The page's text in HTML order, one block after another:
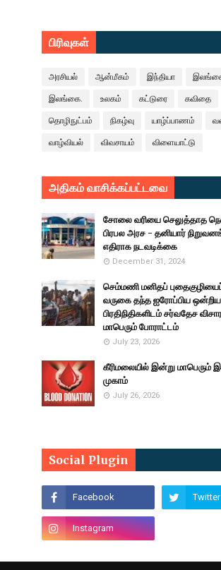
பிரிவுகள்
அரசியல் ஆன்மீகம் இந்தியா
இலங்கை. உலகம் கட்டுரை கவிதை
தொழிநுட்பம் நிகழ்வு யாழ்ப்பாணம்
வாழ்வியல் விவசாயம் விளையாட்டு
அதிகம் வாசிக்கப்பட்டவை
சோலை வரியை செலுத்தாத
பிரபல அரச - தனியார்
எதிராக நடவடிக்கை
December 31, 2024
செம்மணி மனிதப்
வருகை தந்த ஐரோப்பிய
பிரதிநிதிகளிடம் சர்வதேச
மாபெரும் போராட்டம்
July 23, 2026
கீரிமலையில் இன்று மாபெரும்
முகாம்
July 26, 2026
Social Plugin